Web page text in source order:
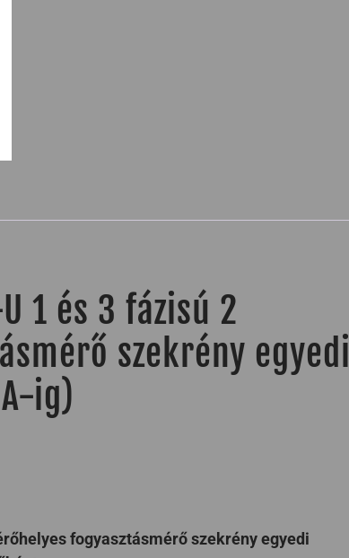
1 és 3 fázisú 2
szekrény egyedi
ig)
fogyasztásmérő szekrény egyedi